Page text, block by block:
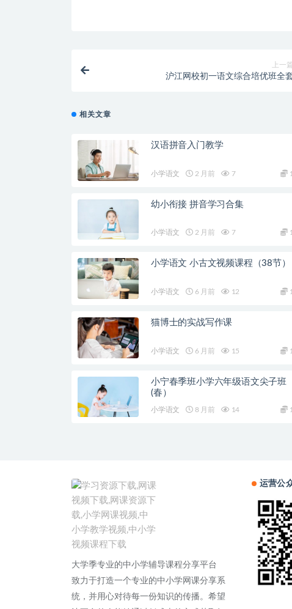
上一
沪江网校初一语文综合培优班全
相关文章
汉语拼音入门教学
小学语文 2 月前 7
幼小衔接 拼音学习合集
小学语文 2 月前 7
小学语文 小古文视频课程（38节）
小学语文 6 月前 12
猫博士的实战写作课
小学语文 6 月前 15
小宁春季班小学六年级语文尖子班
(春）
小学语文 8 月前 14
大学季专业的中小学辅导课程分享平台
致力于打造一个专业的中小学网课分享系
统，并用心对待每一份知识的传播。希望
运营公